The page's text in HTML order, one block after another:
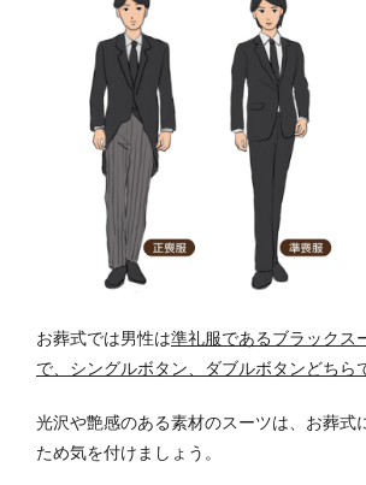
お葬式では男性は準礼服であるブラックス
で、シングルボタン、ダブルボタンどちら
光沢や艶感のある素材のスーツは、お葬式
ため気を付けましょう。